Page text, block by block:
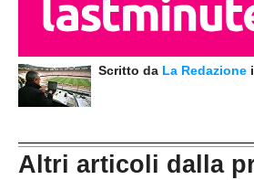
Scritto da La Redazione
Altri articoli dalla